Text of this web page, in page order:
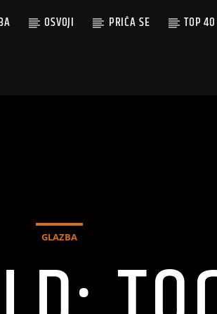
OSVOJI PRIČA SE TOP 40
GLAZBA